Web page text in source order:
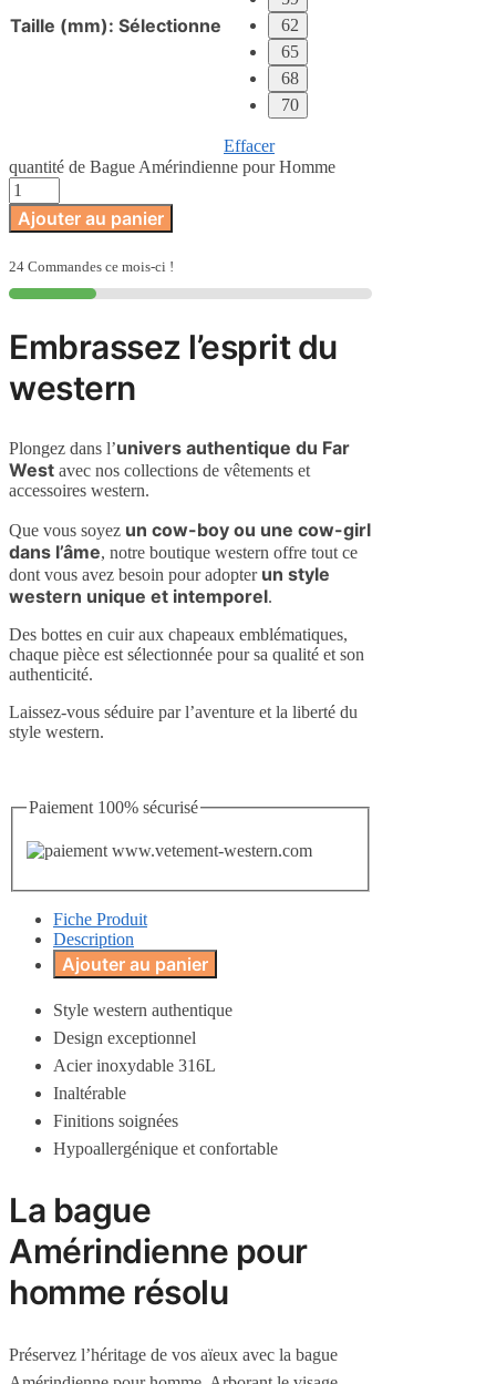
Taille (mm): Sélectionne
62
65
68
70
Effacer
quantité de Bague Amérindienne pour Homme
Ajouter au panier
24 Commandes ce mois-ci !
Embrassez l’esprit du
western
Plongez dans l’univers authentique du Far
West avec nos collections de vêtements et
accessoires western.
Que vous soyez un cow-boy ou une cow-girl
dans l’âme, notre boutique western offre tout ce
dont vous avez besoin pour adopter un style
western unique et intemporel.
Des bottes en cuir aux chapeaux emblématiques,
chaque pièce est sélectionnée pour sa qualité et son
authenticité.
Laissez-vous séduire par l’aventure et la liberté du
style western.
Paiement 100% sécurisé
Fiche Produit
Description
Ajouter au panier
Style western authentique
Design exceptionnel
Acier inoxydable 316L
Inaltérable
Finitions soignées
Hypoallergénique et confortable
La bague
Amérindienne pour
homme résolu
Préservez l’héritage de vos aïeux avec la bague